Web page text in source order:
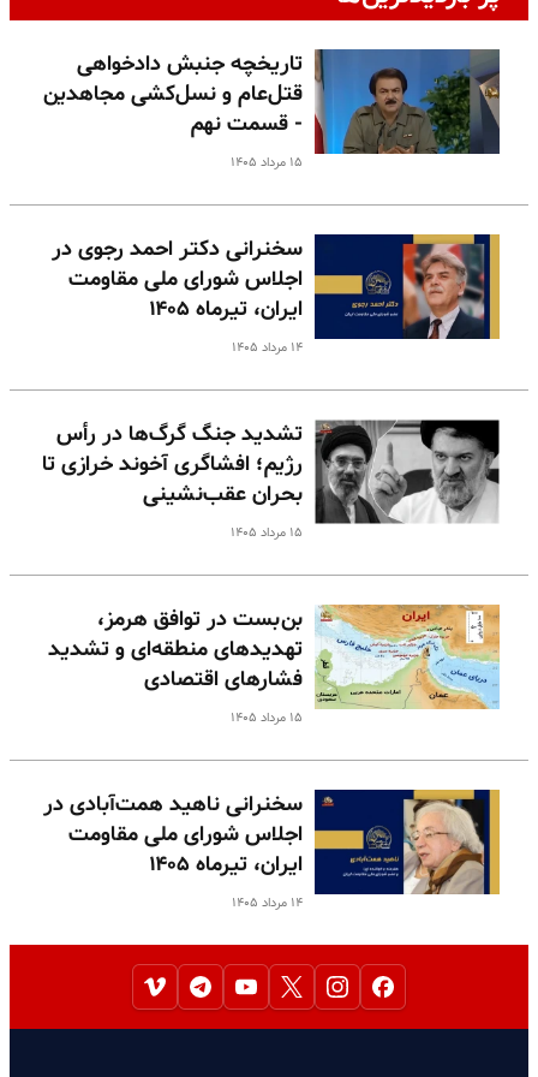
تاریخچه جنبش دادخواهی
قتل‌عام و نسل‌کشی مجاهدین
- قسمت نهم
۱۵ مرداد ۱۴۰۵
سخنرانی دکتر احمد رجوی در
اجلاس شورای ملی مقاومت
ایران، تیرماه ۱۴۰۵
۱۴ مرداد ۱۴۰۵
تشدید جنگ گرگ‌ها در رأس
رژیم؛ افشاگری آخوند خرازی تا
بحران عقب‌نشینی
۱۵ مرداد ۱۴۰۵
بن‌بست در توافق هرمز،
تهدیدهای منطقه‌ای و تشدید
فشارهای اقتصادی
۱۵ مرداد ۱۴۰۵
سخنرانی ناهید همت‌آبادی در
اجلاس شورای ملی مقاومت
ایران، تیرماه ۱۴۰۵
۱۴ مرداد ۱۴۰۵